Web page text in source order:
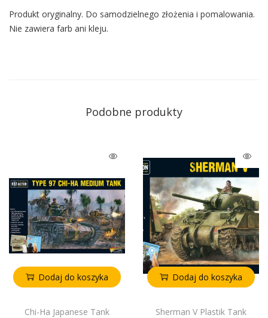
Produkt oryginalny. Do samodzielnego złożenia i pomalowania.
Nie zawiera farb ani kleju.
Podobne produkty
Dodaj do koszyka
Chi-Ha Japanese Tank
Dodaj do koszyka
Sherman V Plastik Tank